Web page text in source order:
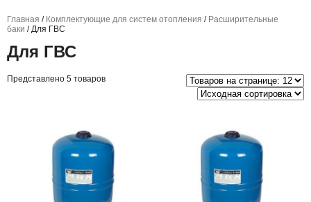
Главная / Комплектующие для систем отопления / Расширительные
баки / Для ГВС
Для ГВС
Представлено 5 товаров